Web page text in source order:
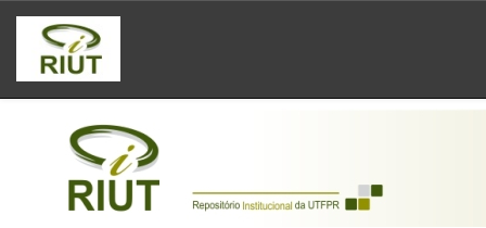
Skip
navigation